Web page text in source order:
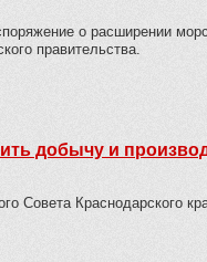
о расширении
правительства.
добычу и
Совета Краснодарского